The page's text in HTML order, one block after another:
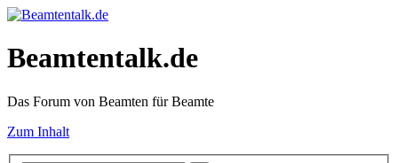
Beamtentalk.de
Das Forum von Beamten für Beamte
Zum Inhalt